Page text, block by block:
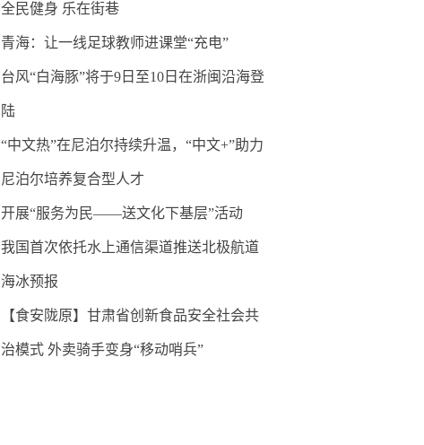
全民健身 乐在街巷
青海：让一线足球教师进课堂“充电”
台风“白海豚”将于9日至10日在浙闽沿海登
陆
“中文热”在尼泊尔持续升温，“中文+”助力
尼泊尔培养复合型人才
开展“服务为民——送文化下基层”活动
我国首次依托水上通信渠道推送北极航道
海冰预报
【食安陇原】甘肃省创新食品安全社会共
治模式 外卖骑手变身“移动哨兵”